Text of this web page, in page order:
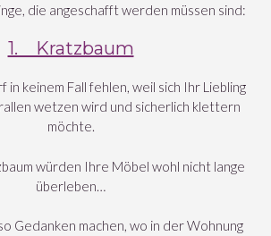
die angeschafft werden müssen sind:
1. Kratzbaum
in keinem Fall fehlen, weil sich Ihr Liebling
wetzen wird und sicherlich klettern
möchte.
würden Ihre Möbel wohl nicht lange
überleben…
Gedanken machen, wo in der Wohnung